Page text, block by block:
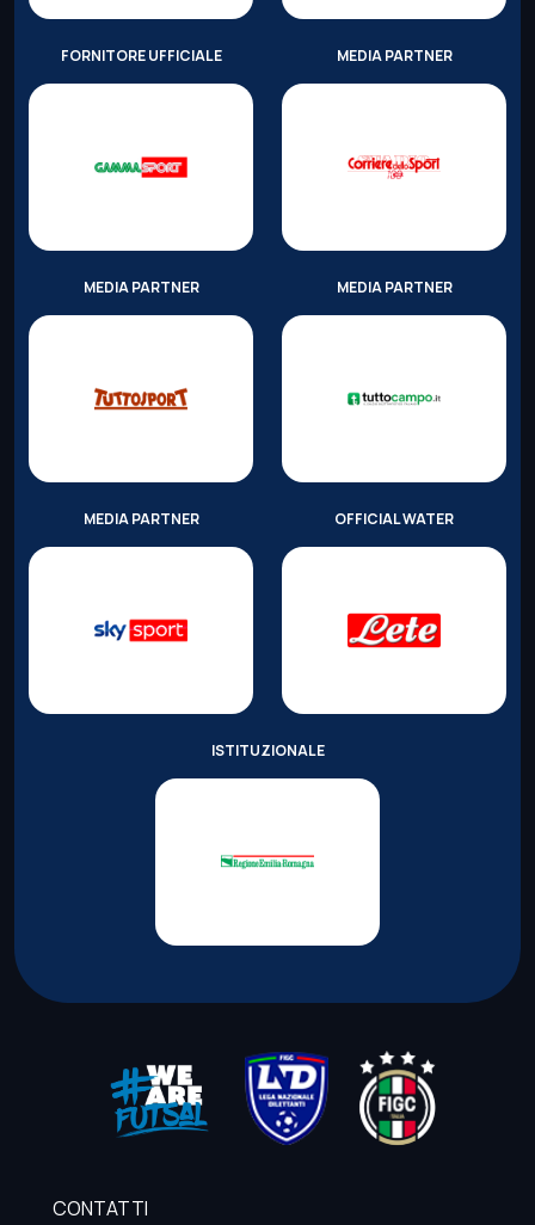
FORNITORE UFFICIALE MEDIA PARTNER
MEDIA PARTNER MEDIA PARTNER
MEDIA PARTNER OFFICIAL WATER
ISTITUZIONALE
CONTATTI